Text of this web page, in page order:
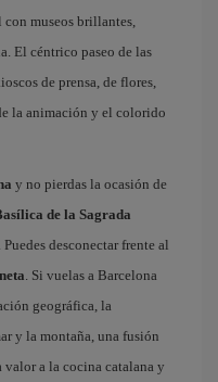
museos brillantes,
El céntrico paseo de las
de prensa, de flores,
la animación y el colorido
y no pierdas la ocasión de
de la Sagrada
desconectar frente al
. Si vuelas a Barcelona
geográfica, la
y la montaña, una fusión
valor a la cocina catalana y